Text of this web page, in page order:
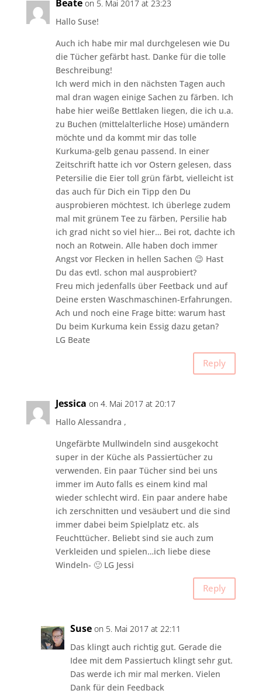
Beate on 5. Mai 2017 at 23:23
Hallo Suse!
Auch ich habe mir mal durchgelesen wie Du
die Tücher gefärbt hast. Danke für die tolle
Beschreibung!
Ich werd mich in den nächsten Tagen auch
mal dran wagen einige Sachen zu färben. Ich
habe hier weiße Bettlaken liegen, die ich u.a.
zu Buchen (mittelalterliche Hose) umändern
möchte und da kommt mir das tolle
Kurkuma-gelb genau passend. In einer
Zeitschrift hatte ich vor Ostern gelesen, dass
Petersilie die Eier toll grün färbt, vielleicht ist
das auch für Dich ein Tipp den Du
ausprobieren möchtest. Ich überlege zudem
mal mit grünem Tee zu färben, Persilie hab
ich grad nicht so viel hier… Bei rot, dachte ich
noch an Rotwein. Alle haben doch immer
Angst vor Flecken in hellen Sachen 😉 Hast
Du das evtl. schon mal ausprobiert?
Freu mich jedenfalls über Feetback und auf
Deine ersten Waschmaschinen-Erfahrungen.
Ach und noch eine Frage bitte: warum hast
Du beim Kurkuma kein Essig dazu getan?
LG Beate
Reply
Jessica on 4. Mai 2017 at 20:17
Hallo Alessandra ,
Ungefärbte Mullwindeln sind ausgekocht
super in der Küche als Passiertücher zu
verwenden. Ein paar Tücher sind bei uns
immer im Auto falls es einem kind mal
wieder schlecht wird. Ein paar andere habe
ich zerschnitten und vesäubert und die sind
immer dabei beim Spielplatz etc. als
Feuchttücher. Beliebt sind sie auch zum
Verkleiden und spielen…ich liebe diese
Windeln- 🙂 LG Jessi
Reply
Suse on 5. Mai 2017 at 22:11
Das klingt auch richtig gut. Gerade die
Idee mit dem Passiertuch klingt sehr gut.
Das werde ich mir mal merken. Vielen
Dank für dein Feedback